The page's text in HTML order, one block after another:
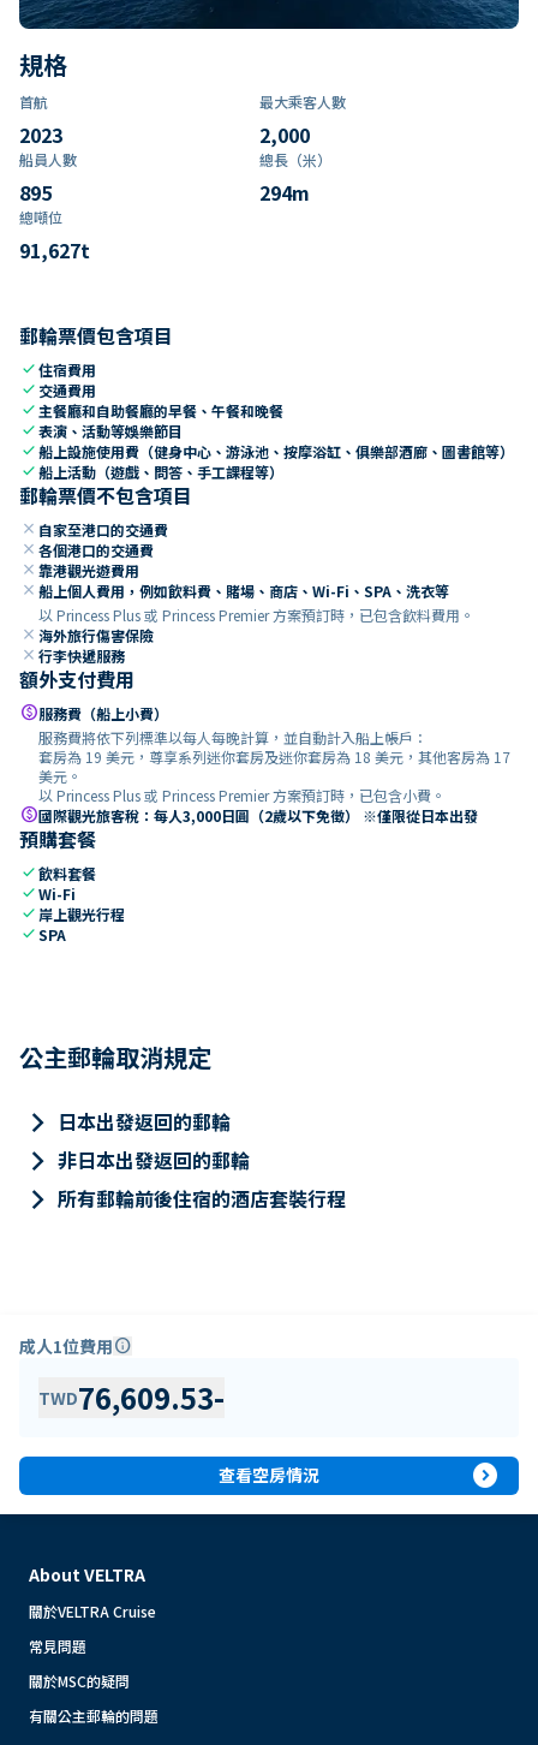
規格
首航
2023
最大乘客人數
2,000
船員人數
895
總長（米）
294m
總噸位
91,627t
郵輪票價包含項目
check住宿費用
check 交通費用
check 主餐廳和自助餐廳的早餐、午餐和晚餐
check表演、活動等娛樂節目
check船上設施使用費（健身中心、游泳池、按摩浴缸、俱樂部酒廊、圖書館等）
check船上活動（遊戲、問答、手工課程等）
郵輪票價不包含項目
close 自家至港口的交通費
close 各個港口的交通費
close 靠港觀光遊費用
close 船上個人費用，例如飲料費、賭場、商店、Wi-Fi、SPA、洗衣等
以 Princess Plus 或 Princess Premier 方案預訂時，已包含飲料費用。
close 海外旅行傷害保險
close 行李快遞服務
額外支付費用
paid服務費（船上小費）
服務費將依下列標準以每人每晚計算，並自動計入船上帳戶：
套房為 19 美元，尊享系列迷你套房及迷你套房為 18 美元，其他客房為 17
美元。
以 Princess Plus 或 Princess Premier 方案預訂時，已包含小費。
paid國際觀光旅客稅：每人3,000日圓（2歲以下免徵） ※僅限從日本出發
預購套餐
check飲料套餐
checkWi-Fi
check 岸上觀光行程
checkSPA
公主郵輪取消規定
keyboard_arrow_right 日本出發返回的郵輪
keyboard_arrow_right 非日本出發返回的郵輪
keyboard_arrow_right 所有郵輪前後住宿的酒店套裝行程
成人1位費用info
TWD76,609.53-
查看空房情況 expand_circle_right
About VELTRA
關於VELTRA Cruise
常見問題
關於MSC的疑問
有關公主郵輪的問題